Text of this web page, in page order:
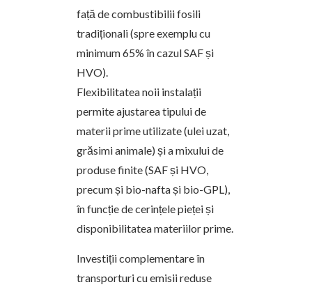
față de combustibilii fosili
tradiționali (spre exemplu cu
minimum 65% în cazul SAF și
HVO).
Flexibilitatea noii instalații
permite ajustarea tipului de
materii prime utilizate (ulei uzat,
grăsimi animale) și a mixului de
produse finite (SAF și HVO,
precum și bio-nafta și bio-GPL),
în funcție de cerințele pieței și
disponibilitatea materiilor prime.
Investiții complementare în
transporturi cu emisii reduse